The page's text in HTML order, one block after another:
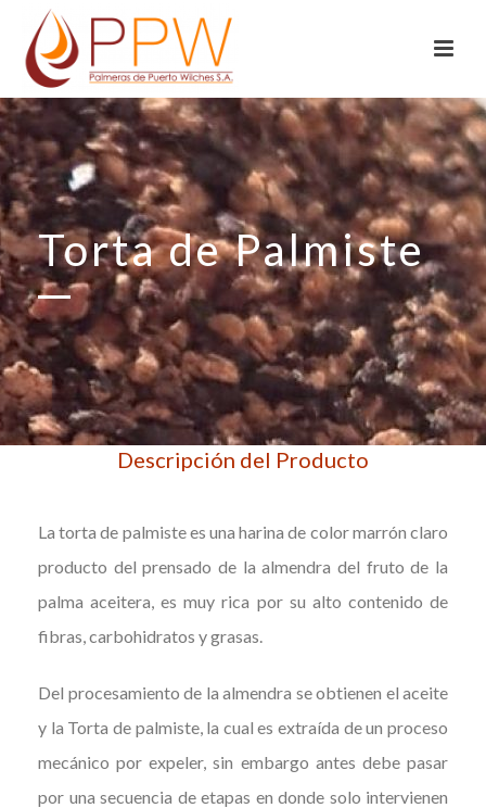
Torta de Palmiste
Descripción del Producto
La torta de palmiste es una harina de color marrón claro
producto del prensado de la almendra del fruto de la
palma aceitera, es muy rica por su alto contenido de
fibras, carbohidratos y grasas.
Del procesamiento de la almendra se obtienen el aceite
y la Torta de palmiste, la cual es extraída de un proceso
mecánico por expeler, sin embargo antes debe pasar
por una secuencia de etapas en donde solo intervienen